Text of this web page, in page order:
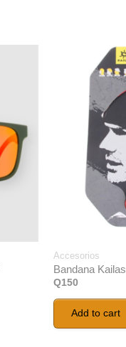
Accesorios
Bandana Kailas
Q150
Add to cart